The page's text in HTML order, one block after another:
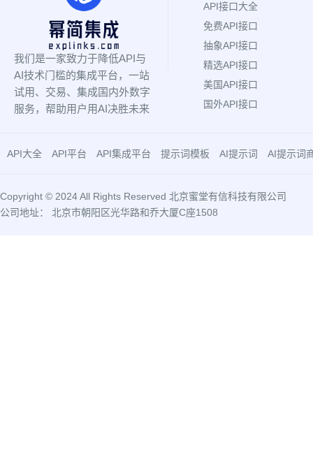
我们是一家致力于降低API与
AI技术门槛的集成平台，一站
试用、交易、集成国内外数字
服务，帮助用户用AI决胜未来
API接口大全
免费API接口
抽象API接口
精选API接口
美国API接口
国外API接口
API大全 API平台 API集成平台 提示词模板 AI提示词 AI提示词
Copyright © 2024 All Rights Reserved 北京蜜堂有信科技有限公司
公司地址： 北京市朝阳区光华路和乔大厦C座1508